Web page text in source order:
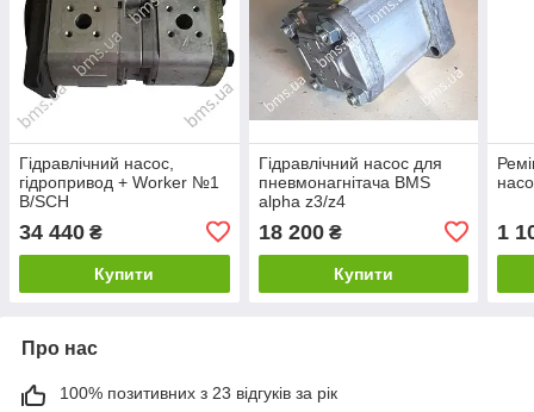
Гідравлічний насос,
гідропривод + Worker №1
B/SCH
34 440 ₴
Купити
Гідравлічний насос для
пневмонагнітача BMS
alpha z3/z4
18 200₴
Купити
1
Про нас
100% позитивних з 23 відгуків за рік